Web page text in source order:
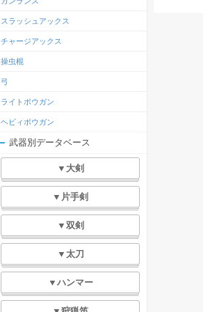
スラッシュアックス
チャージアックス
操虫棍
弓
ライトボウガン
ヘビィボウガン
武器別データベース
▼大剣
▼片手剣
▼双剣
▼太刀
▼ハンマー